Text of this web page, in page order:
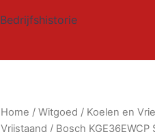
Bedrijfshistorie
Home / Witgoed / Koelen en
Vrijstaand / Bosch KGE36EWCP
Bosch
KGE36EWCP